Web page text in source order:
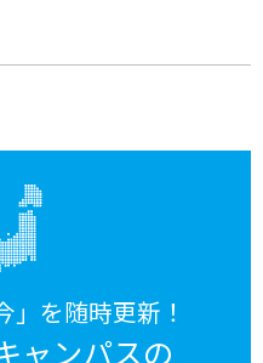
」を随時更新！
ャンパスの